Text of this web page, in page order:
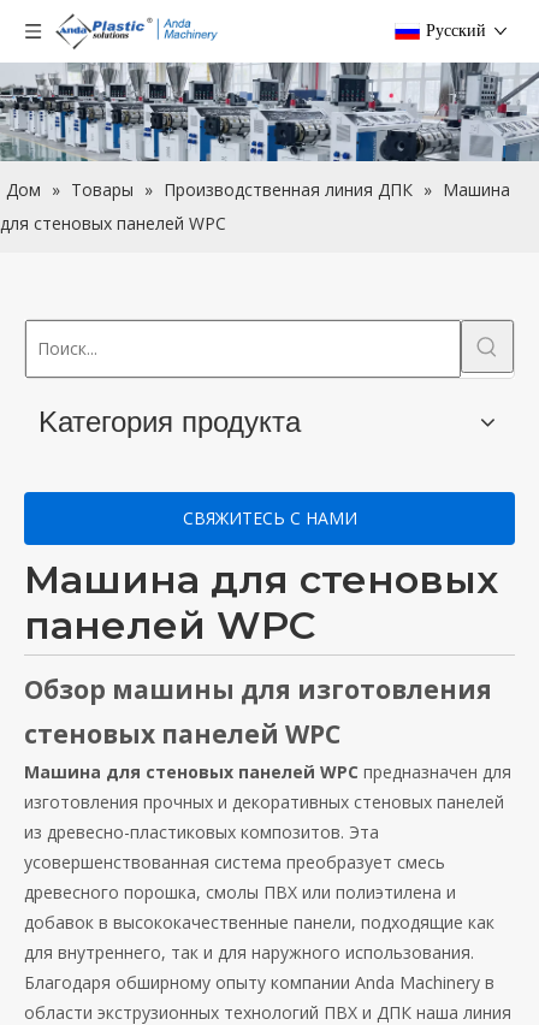
Pусский
Дом » Товары » Производственная линия ДПК » Машина
для стеновых панелей WPC
Kатегория продукта
СВЯЖИТЕСЬ С НАМИ
Машина для стеновых
панелей WPC
Обзор машины для изготовления
стеновых панелей WPC
Машина для стеновых панелей WPC предназначен для
изготовления прочных и декоративных стеновых панелей
из древесно-пластиковых композитов. Эта
усовершенствованная система преобразует смесь
древесного порошка, смолы ПВХ или полиэтилена и
добавок в высококачественные панели, подходящие как
для внутреннего, так и для наружного использования.
Благодаря обширному опыту компании Anda Machinery в
области экструзионных технологий ПВХ и ДПК наша линия